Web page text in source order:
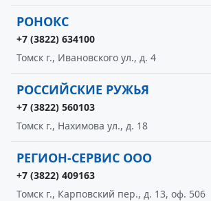
РОНОКС
+7 (3822) 634100
Томск г., Ивановского ул., д. 4
РОССИЙСКИЕ РУЖЬЯ
+7 (3822) 560103
Томск г., Нахимова ул., д. 18
РЕГИОН-СЕРВИС ООО
+7 (3822) 409163
Томск г., Карповский пер., д. 13, оф. 506